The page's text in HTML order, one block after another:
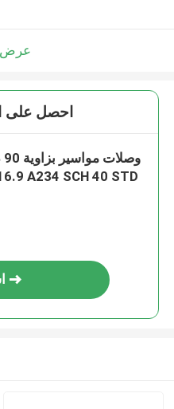
عرض
احصل
A234 SCH 40 STD